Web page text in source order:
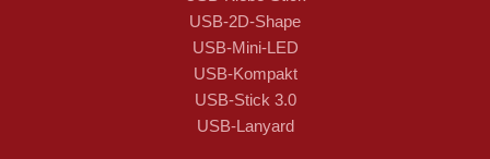
USB-2D-Shape
USB-Mini-LED
USB-Kompakt
USB-Stick 3.0
USB-Lanyard